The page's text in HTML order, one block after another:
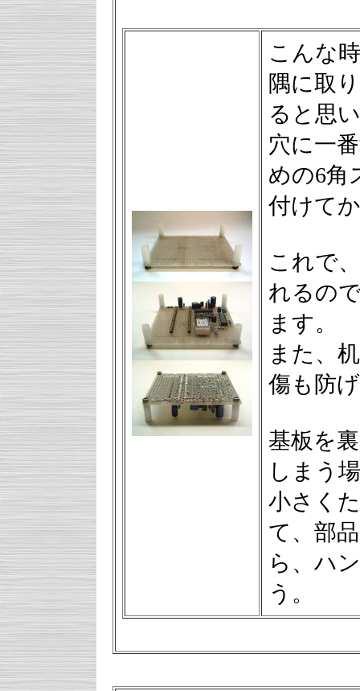
こんな
隅に取
ると思
穴に一
めの6角
付けて
これで
れるの
ます。
また、
傷も防
基板を
しまう
小さく
て、部
ら、ハ
う。